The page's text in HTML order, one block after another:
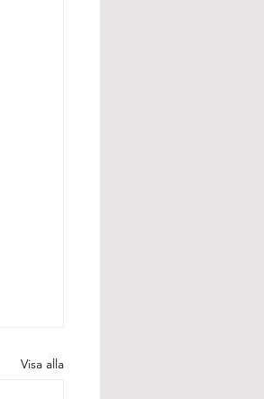
Visa alla